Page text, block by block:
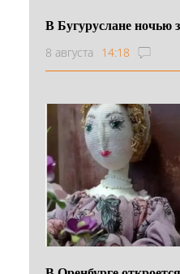
В Бугуруслане ночью
8 августа 14:18